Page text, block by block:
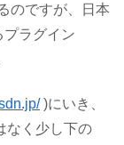
のですが、日本
ラグイン
)にいき、
なく 少し下の